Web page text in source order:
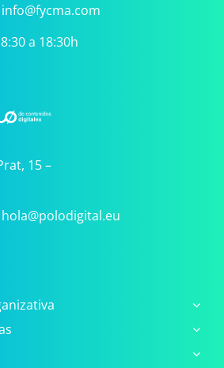
info@fycma.com
a 18:30h
15 –
hola@polodigital.eu